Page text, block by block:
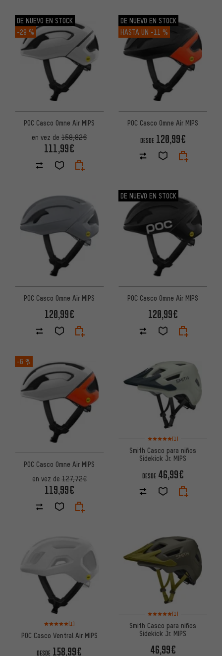
DE NUEVO EN STOCK
-29 %
POC Casco Omne Air MIPS
en vez de 158,82€
111,99€
DE NUEVO EN STOCK
HASTA UN -11 %
POC Casco Omne Air MIPS
DESDE 120,99€
POC Casco Omne Air MIPS
120,99€
DE NUEVO EN STOCK
POC Casco Omne Air MIPS
120,99€
-6 %
POC Casco Omne Air MIPS
en vez de127,72€
119,99€
Valoración media: 5 de 5
(1)
Smith Casco para niños
Sidekick Jr. MIPS
DESDE 46,99€
Valoración media: 5 de 5 basada en 1 reseñas
(1)
POC Casco Ventral Air MIPS
DESDE 158,99€
Valoración media: 5 de 5
(1)
Smith Casco para niños
Sidekick Jr. MIPS
46,99€